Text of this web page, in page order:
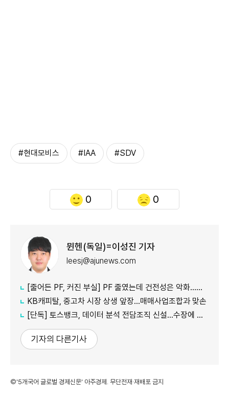
#현대모비스 #IAA #SDV
0 0
뮌헨(독일)=이성진 기자
leesj@ajunews.com
[줄어든 PF, 커진 부실] PF 줄였는데 건전성은 악화…저축은행·상호금융 '경고등'
KB캐피탈, 중고차 시장 상생 앞장…매매사업조합과 맞손
[단독] 토스뱅크, 데이터 분석 전담조직 신설…수장에 카카오 출신 선임
기자의 다른기사
©'5개국어 글로벌 경제신문' 아주경제. 무단전재·재배포 금지